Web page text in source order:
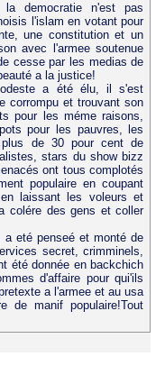
democratie n'est pas
l'islam en votant pour
une constitution et un
avec l'armee soutenue
cesse par les medias de
a la justice!
a été élu, il s'est
corrompu et trouvant son
pour les méme raisons,
pour les pauvres, les
plus de 30 pour cent de
stars du show bizz
ont tous complotés
populaire en coupant
laissant les voleurs et
colére des gens et coller
a eté penseé et monté de
secret, crimminels,
été donnée en backchich
d'affaire pour qui'ils
a l'armee et au usa
de manif populaire!Tout